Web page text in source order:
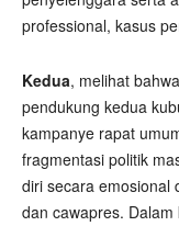
professional, kasus
Kedua, melihat
pendukung kedua
kampanye rapat
fragmentasi politik
diri secara emosional
dan cawapres.